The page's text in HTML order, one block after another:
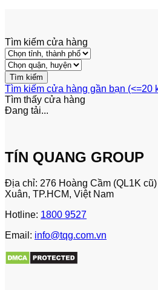
Tìm kiếm cửa hàng
Tìm kiếm cửa hàng gần bạn (<=20
Tìm thấy cửa hàng
Đang tải...
TÍN QUANG GROUP
Địa chỉ: 276 Hoàng Cầm (QL1K
Xuân, TP.HCM, Việt Nam
Hotline: 1800 9527
Email: info@tqg.com.vn